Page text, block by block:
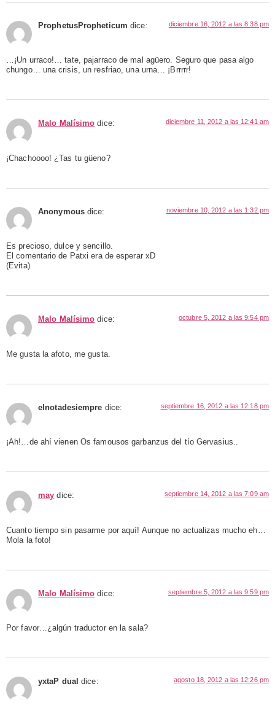
ProphetusPropheticum dice: diciembre 16, 2012 a las 8:38 pm
…¡Un urraco!… tate, pajarraco de mal agüero. Seguro que pasa algo
chungo… una crisis, un resfriao, una urna… ¡Brrrrr!
Malo Malísimo dice: diciembre 11, 2012 a las 12:41 am
¡Chachoooo! ¿Tas tu güeno?
Anonymous dice: noviembre 10, 2012 a las 1:32 pm
Es precioso, dulce y sencillo.
El comentario de Patxi era de esperar xD
(Evita)
Malo Malísimo dice: octubre 5, 2012 a las 9:54 pm
Me gusta la afoto, me gusta.
elnotadesiempre dice: septiembre 16, 2012 a las 12:18 pm
¡Ah!…de ahí vienen Os famousos garbanzus del tío Gervasius..
may dice: septiembre 14, 2012 a las 7:09 am
Cuanto tiempo sin pasarme por aquí! Aunque no actualizas mucho eh…
Mola la foto!
Malo Malísimo dice: septiembre 5, 2012 a las 9:59 pm
Por favor…¿algún traductor en la sala?
yxtaP dual dice: agosto 18, 2012 a las 12:26 pm